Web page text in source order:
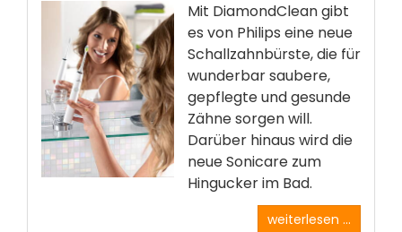
Mit DiamondClean gibt
es von Philips eine neue
Schallzahnbürste, die für
wunderbar saubere,
gepflegte und gesunde
Zähne sorgen will.
Darüber hinaus wird die
neue Sonicare zum
Hingucker im Bad.
weiterlesen ...